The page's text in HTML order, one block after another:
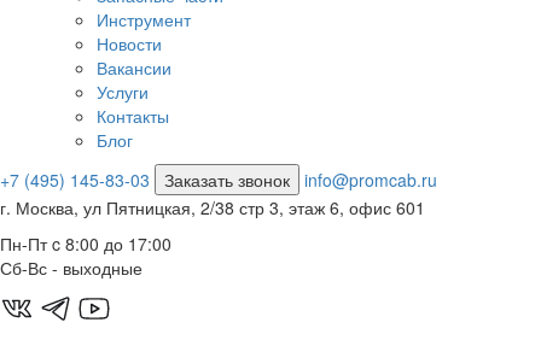
Инструмент
Новости
Вакансии
Услуги
Контакты
Блог
+7 (495) 145-83-03
Заказать звонок info@promcab.ru
г. Москва, ул Пятницкая, 2/38 стр 3, этаж 6, офис 601
Пн-Пт c 8:00 до 17:00
Сб-Вс - выходные